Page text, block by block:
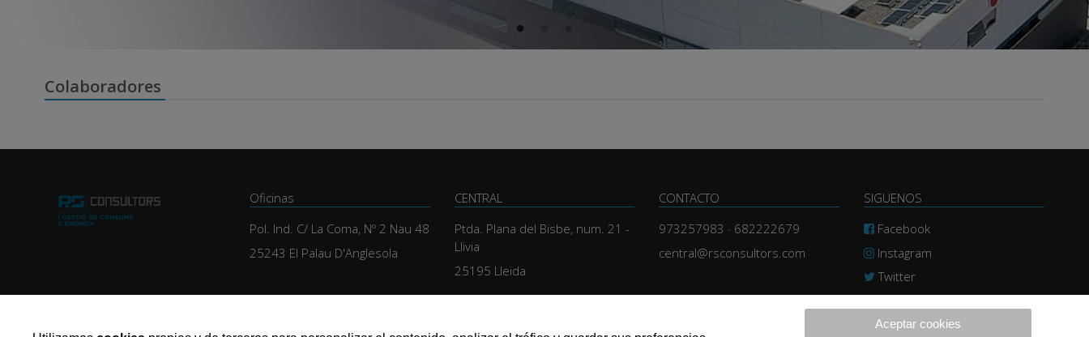
Colaboradores
Oficinas
Pol. Ind. C/ La Coma, Nº 2 Nau 48
25243 El Palau D'Anglesola
CENTRAL
Ptda. Plana del Bisbe, num. 21 -
Llivia
25195 Lleida
CONTACTO
973257983 · 682222679
central@rsconsultors.com
SIGUENOS
Facebook
Instagram
Twitter
Linkedin
Aceptar cookies